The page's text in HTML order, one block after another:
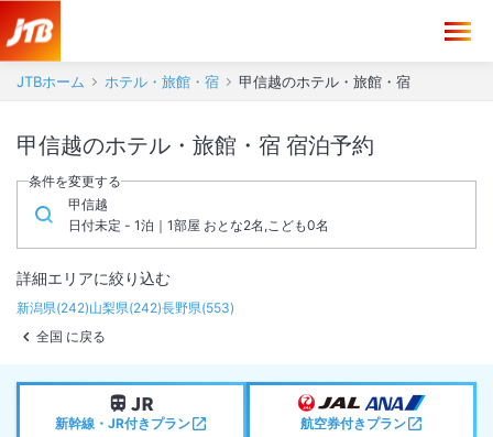
JTBホーム ホテル・旅館・宿 甲信越のホテル・旅館・宿
甲信越のホテル・旅館・宿 宿泊予約
条件を変更する
甲信越
日付未定 - 1泊｜1部屋 おとな2名,こども0名
詳細エリアに絞り込む
新潟県(242)山梨県(242)長野県(553)
全国 に戻る
新幹線・JR付きプラン 航空券付きプラン